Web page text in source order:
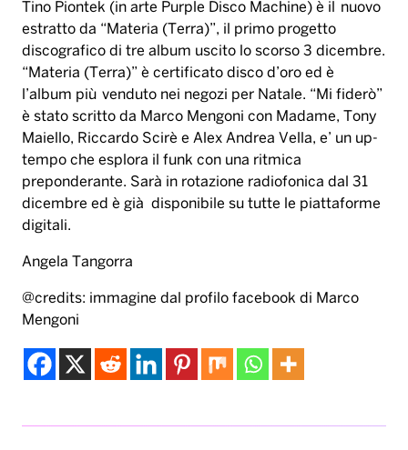
Tino Piontek (in arte Purple Disco Machine) è il nuovo
estratto da “Materia (Terra)”, il primo progetto
discografico di tre album uscito lo scorso 3 dicembre.
“Materia (Terra)” è certificato disco d’oro ed è
l’album più venduto nei negozi per Natale. “Mi fiderò”
è stato scritto da Marco Mengoni con Madame, Tony
Maiello, Riccardo Scirè e Alex Andrea Vella, e’ un up-
tempo che esplora il funk con una ritmica
preponderante. Sarà in rotazione radiofonica dal 31
dicembre ed è già disponibile su tutte le piattaforme
digitali.
Angela Tangorra
@credits: immagine dal profilo facebook di Marco
Mengoni